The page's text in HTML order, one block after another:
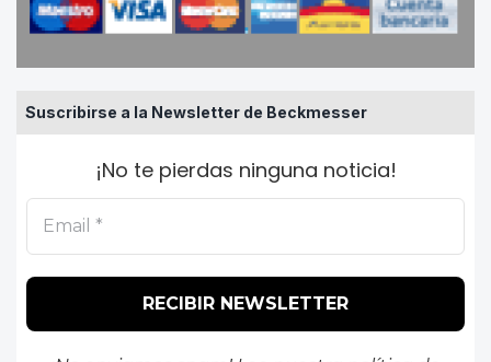
Suscribirse a la Newsletter de Beckmesser
¡No te pierdas ninguna noticia!